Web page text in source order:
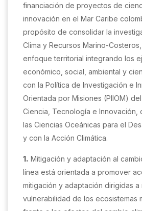
financiación de proyectos de
innovación en el Mar Caribe
propósito de consolidar la
Clima y Recursos Marino-
enfoque territorial integrando los
económico, social, ambiental y
con la Política de Investigación e
Orientada por Misiones (PIIOM)
Ciencia, Tecnología e Innovación,
las Ciencias Oceánicas para el
y con la Acción Climática.
1. Mitigación y adaptación al
línea está orientada a promover
mitigación y adaptación dirigidas a
vulnerabilidad de los ecosistemas